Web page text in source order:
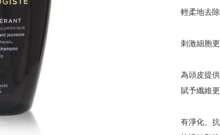
輕柔地去
刺激細胞
為頭皮提
賦予纖維
有淨化、